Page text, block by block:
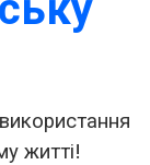
житті!